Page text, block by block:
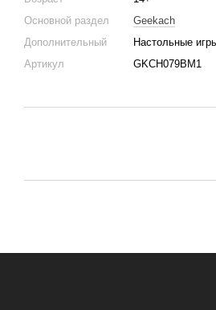
Основной раздел
Geekach
Дополнительный
Настольные
Артикул
GKCH079BM1